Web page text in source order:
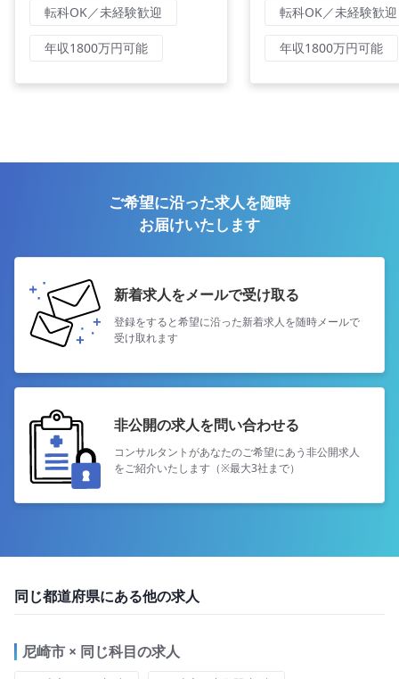
転科OK／未経験歓迎
年収1800万円可能
転科OK／未経験歓迎
年収1800万円可能
ご希望に沿った求人を随時
お届けいたします
新着求人をメールで受け取る
登録をすると希望に沿った新着求人を随時メールで
受け取れます
非公開の求人を問い合わせる
コンサルタントがあなたのご希望にあう非公開求人
をご紹介いたします（※最大3社まで）
同じ都道府県にある他の求人
尼崎市 × 同じ科目の求人